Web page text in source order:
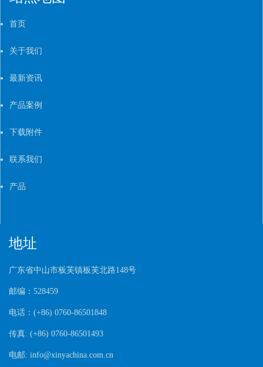
首页
关于我们
最新资讯
产品案例
下载附件
联系我们
产品
地址
广东省中山市板芙镇板芙北路148号
邮编： 528459
电话： (+86) 0760-86501848
传真: (+86) 0760-86501493
电邮: info@xinyachina.com.cn